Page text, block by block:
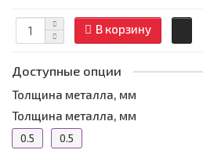
В корзину
Доступные опции
Толщина металла, мм
Толщина металла, мм
0.5 0.5